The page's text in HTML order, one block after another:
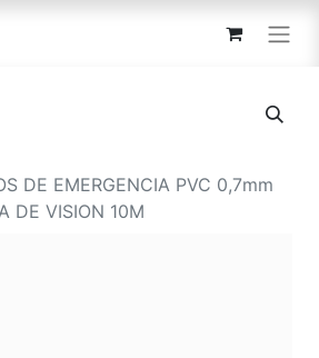
DE EMERGENCIA PVC 0,7mm
DE VISION 10M